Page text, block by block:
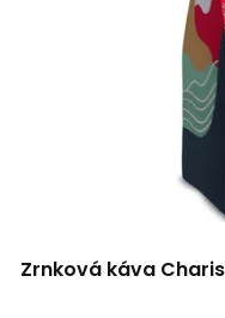
Zrnková káva